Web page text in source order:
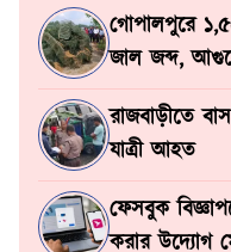
গোপালপুরে
জাল জব্দ,
রাজবাড়ীতে
যাত্রী আহত
ফেসবুক
করার উদ্যোগ